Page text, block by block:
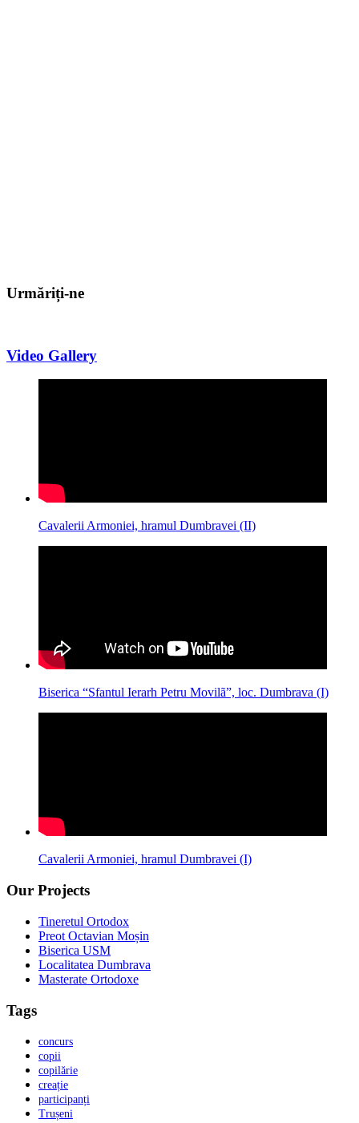
Urmăriți-ne
Video Gallery
Cavalerii Armoniei, hramul Dumbravei (II)
Biserica “Sfantul Ierarh Petru Movilã”, loc. Dumbrava (I)
Cavalerii Armoniei, hramul Dumbravei (I)
Our Projects
Tineretul Ortodox
Preot Octavian Moșin
Biserica USM
Localitatea Dumbrava
Masterate Ortodoxe
Tags
concurs
copii
copilărie
creație
participanți
Trușeni